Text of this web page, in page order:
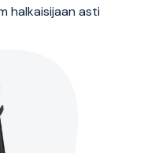
halkaisijaan asti